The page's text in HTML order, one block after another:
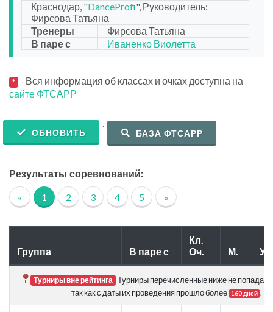
Краснодар, "DanceProfi", Руководитель:
Фирсова Татьяна
Тренеры
Фирсова Татьяна
В паре с
Иваненко Виолетта
* - Вся информация об классах и очках доступна на
сайте ФТСАРР
ОБНОВИТЬ
.
БАЗА ФТСАРР
Результаты соревнований:
« 1 2 3 4 5 »
Группа В паре с
Кл.
Оч.
М. Уч.
Турниры вне рейтинга Турниры перечисленные ниже не попадают
так как с даты их проведения прошло более 160 дней .